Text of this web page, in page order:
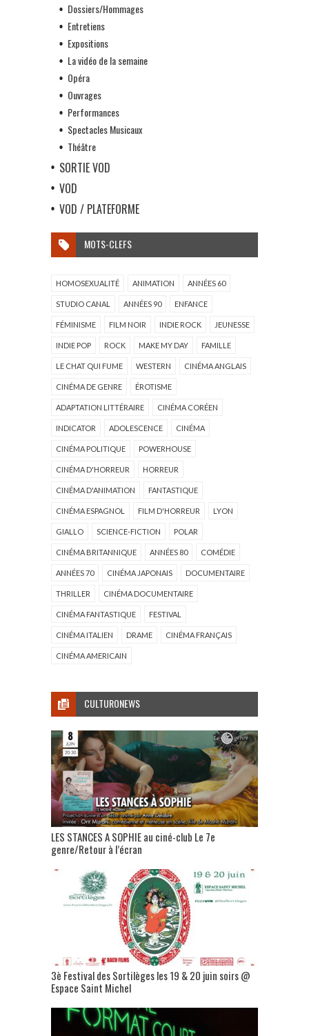
Dossiers/Hommages
Entretiens
Expositions
La vidéo de la semaine
Opéra
Ouvrages
Performances
Spectacles Musicaux
Théâtre
SORTIE VOD
VOD
VOD / PLATEFORME
MOTS-CLEFS
HOMOSEXUALITÉ ANIMATION ANNÉES 60
STUDIO CANAL ANNÉES 90 ENFANCE
FÉMINISME FILM NOIR INDIE ROCK JEUNESSE
INDIE POP ROCK MAKE MY DAY FAMILLE
LE CHAT QUI FUME WESTERN CINÉMA ANGLAIS
CINÉMA DE GENRE ÉROTISME
ADAPTATION LITTÉRAIRE CINÉMA CORÉEN
INDICATOR ADOLESCENCE CINÉMA
CINÉMA POLITIQUE POWERHOUSE
CINÉMA D'HORREUR HORREUR
CINÉMA D'ANIMATION FANTASTIQUE
CINÉMA ESPAGNOL FILM D'HORREUR LYON
GIALLO SCIENCE-FICTION POLAR
CINÉMA BRITANNIQUE ANNÉES 80 COMÉDIE
ANNÉES 70 CINÉMA JAPONAIS DOCUMENTAIRE
THRILLER CINÉMA DOCUMENTAIRE
CINÉMA FANTASTIQUE FESTIVAL
CINÉMA ITALIEN DRAME CINÉMA FRANÇAIS
CINÉMA AMERICAIN
CULTURONEWS
LES STANCES A SOPHIE au ciné-club Le 7e
genre/Retour à l’écran
3è Festival des Sortilèges les 19 & 20 juin soirs @
Espace Saint Michel